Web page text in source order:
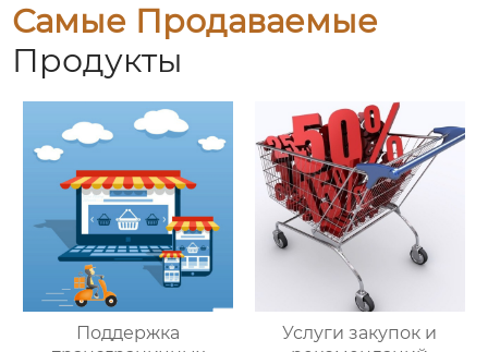
Самые Продаваемые
Продукты
Поддержка
Услуги закупок и